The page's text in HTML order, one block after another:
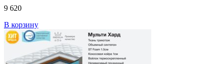
9 620
В корзину